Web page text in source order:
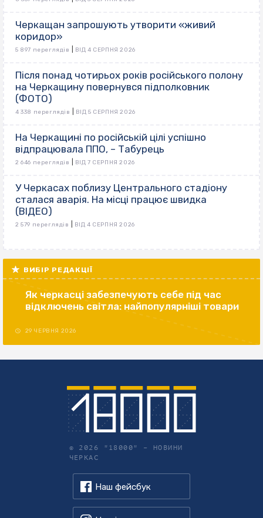
Черкащан запрошують утворити «живий
коридор»
5 897 переглядів ВІД 4 СЕРПНЯ 2026
Після понад чотирьох років російського полону
на Черкащину повернувся підполковник
(ФОТО)
4 338 переглядів ВІД 5 СЕРПНЯ 2026
На Черкащині по російській цілі успішно
відпрацювала ППО, – Табурець
2 646 переглядів ВІД 7 СЕРПНЯ 2026
У Черкасах поблизу Центрального стадіону
сталася аварія. На місці працює швидка
(ВІДЕО)
2 579 переглядів ВІД 4 СЕРПНЯ 2026
ВИБІР РЕДАКЦІЇ
Як черкасці забезпечують себе під час
відключень світла: найпопулярніші товари
29 ЧЕРВНЯ 2026
© 2026 "18000" – НОВИНИ
ЧЕРКАС
Наш фейсбук